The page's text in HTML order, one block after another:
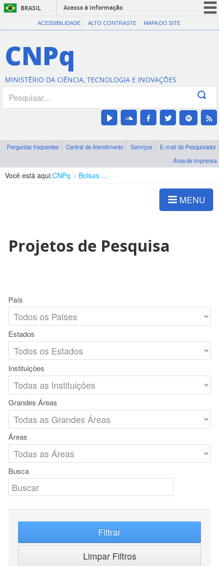
BRASIL
Acesso à informação
CORONAVÍRUS (COVID-19)
Canais
ACESSIBILIDADE ALTO CONTRASTE MAPA DO SITE
CNPq
MINISTÉRIO DA CIÊNCIA, TECNOLOGIA E INOVAÇÕES
Perguntas frequentes Central de Atendimento Serviços
E-mail do Pesquisador
Área de imprensa
Você está aqui:CNPq Bolsas e Auxílios Vigentes
MENU
Projetos de Pesquisa
País
Estados
Instituições
Grandes Áreas
Áreas
Busca
Filtrar
Limpar Filtros